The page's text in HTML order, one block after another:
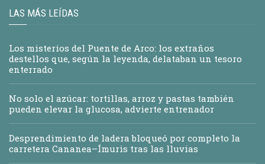
LAS MÁS LEÍDAS
Los misterios del Puente de Arco: los extraños
destellos que, según la leyenda, delataban un tesoro
enterrado
No solo el azúcar: tortillas, arroz y pastas también
pueden elevar la glucosa, advierte entrenador
Desprendimiento de ladera bloqueó por completo la
carretera Cananea–Ímuris tras las lluvias